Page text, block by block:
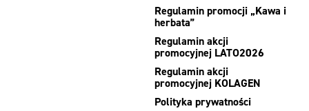
Regulamin promocji „Kawa i
herbata”
Regulamin akcji
promocyjnej LATO2026
Regulamin akcji
promocyjnej KOLAGEN
Polityka prywatności